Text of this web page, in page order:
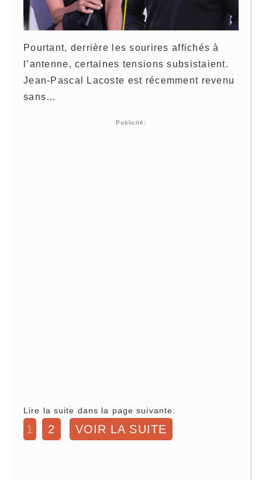
Pourtant, derrière les sourires affichés à
l’antenne, certaines tensions subsistaient.
Jean-Pascal Lacoste est récemment revenu
sans…
Publicité:
Lire la suite dans la page suivante:
1 2 VOIR LA SUITE